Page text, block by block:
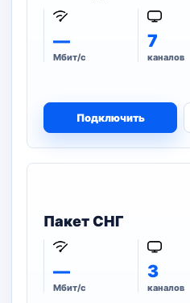
—
Мбит/с
7
каналов
Подключить
Пакет СНГ
—
Мбит/с
3
каналов